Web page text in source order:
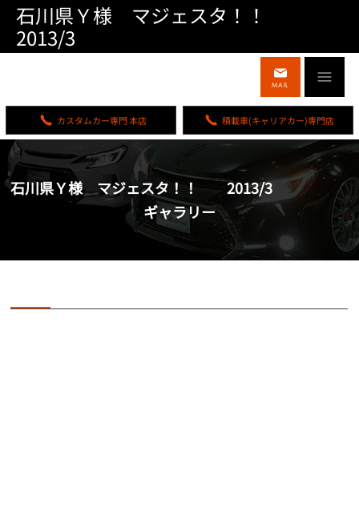
積載車(キャリアカー)専門店
カスタムカー専門 本店
MAIL
石川県Ｙ様 マジェスタ！！
2013/3
石川県Ｙ様 マジェスタ！！ 2013/3
ギャラリー